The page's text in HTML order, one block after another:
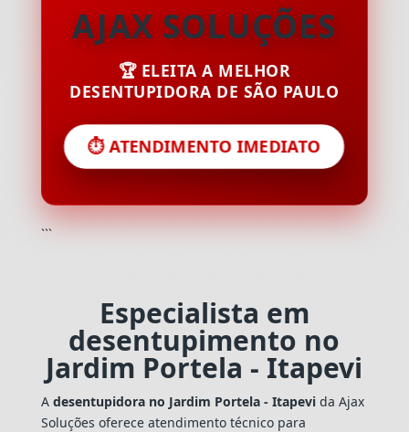
AJAX SOLUÇÕES
🏆 ELEITA A MELHOR
DESENTUPIDORA DE SÃO PAULO
⏱️ ATENDIMENTO IMEDIATO
```
Especialista em
desentupimento no
Jardim Portela - Itapevi
A desentupidora no Jardim Portela - Itapevida Ajax
Soluções oferece atendimento técnico para